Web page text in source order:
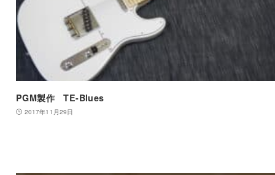
PGM製作 TE-Blues
2017年11月29日